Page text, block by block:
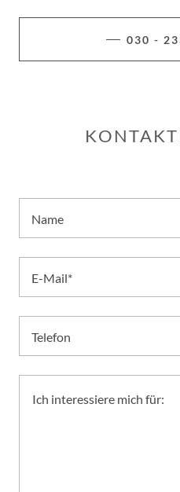
030 -
Name
E-Mail*
Telefon